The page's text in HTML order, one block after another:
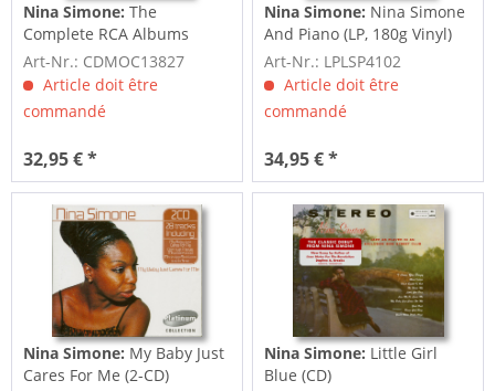
Nina Simone: The
Complete RCA Albums
Collection (9-CD)
Art-Nr.: CDMOC13827
Article doit être
commandé
32,95 € *
Nina Simone: Nina Simone
And Piano (LP, 180g Vinyl)
Art-Nr.: LPLSP4102
Article doit être
commandé
34,95 € *
Nina Simone: My Baby Just
Cares For Me (2-CD)
Nina Simone: Little Girl
Blue (CD)